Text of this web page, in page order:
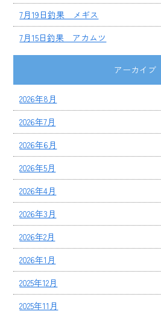
7月19日釣果 メギス
7月15日釣果 アカムツ
アーカイブ
2026年8月
2026年7月
2026年6月
2026年5月
2026年4月
2026年3月
2026年2月
2026年1月
2025年12月
2025年11月